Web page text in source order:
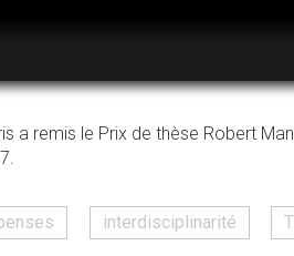
a remis le Prix de thèse Robert
interdisciplinarité